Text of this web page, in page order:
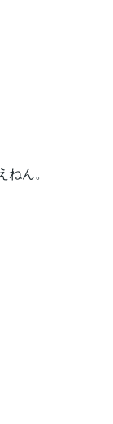
ん。